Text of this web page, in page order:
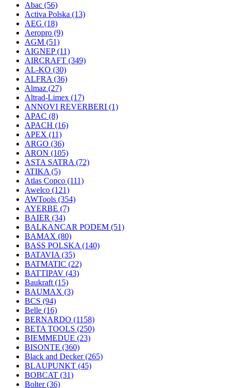
Abac (56)
Activa Polska (13)
AEG (18)
Aeropro (9)
AGM (51)
AIGNEP(11)
AIRCRAFT (349)
AL-KO (30)
ALFRA (36)
Almaz (27)
Altrad-Limex (17)
ANNOVI REVERBERI (1)
APAC (8)
APACH (16)
APEX (11)
ARGO (36)
ARON (105)
ASTA SATRA (72)
ATIKA (5)
Atlas Copco (111)
Awelco (121)
AWTools (354)
AYERBE (7)
BAIER (34)
BALKANCAR PODEM (51)
BAMAX (80)
BASS POLSKA (140)
BATAVIA (35)
BATMATIC (22)
BATTIPAV (43)
Baukraft (15)
BAUMAX (3)
BCS (94)
Belle (16)
BERNARDO (1158)
BETA TOOLS (250)
BIEMMEDUE (23)
BISONTE (360)
Black and Decker(265)
BLAUPUNKT (45)
BOBCAT (31)
Bolter(36)